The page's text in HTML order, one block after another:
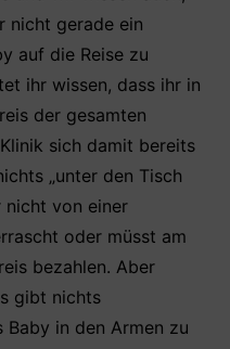
nicht gerade ein
auf die Reise zu
ihr wissen, dass ihr in
der gesamten
sich damit bereits
„unter den Tisch
nicht von einer
oder müsst am
bezahlen. Aber
gibt nichts
Baby in den Armen zu